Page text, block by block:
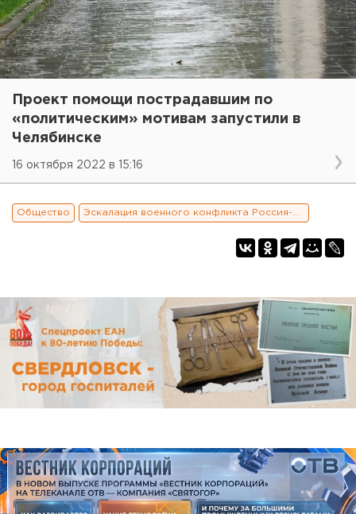
Проект помощи пострадавшим по
«политическим» мотивам запустили в
Челябинске
16 октября 2022 в 15:16
Общество